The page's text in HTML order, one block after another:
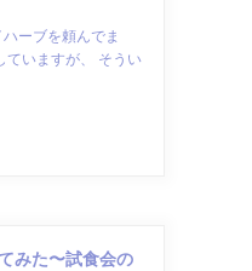
ーブを頼んでま
ていますが、 そうい
みた〜試食会の